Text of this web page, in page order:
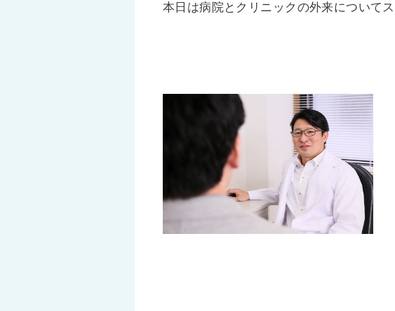
本日は病院とクリニックの外来について